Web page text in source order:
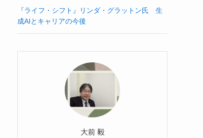
『ライフ・シフト』リンダ・グラットン氏 生
成AIとキャリアの今後
大前 毅